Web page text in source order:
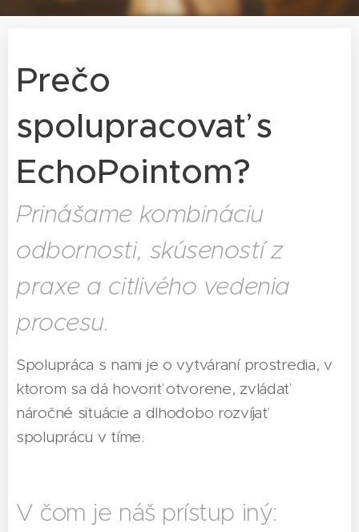
Prečo
spolupracovať s
EchoPointom?
Prinášame kombináciu
odbornosti, skúseností z
praxe a citlivého vedenia
procesu.
Spolupráca s nami je o vytváraní prostredia, v
ktorom sa dá hovoriť otvorene, zvládať
náročné situácie a dlhodobo rozvíjať
spoluprácu v tíme.
V čom je náš prístup iný: